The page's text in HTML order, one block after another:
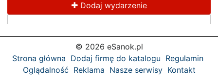
Dodaj wydarzenie
© 2026 eSanok.pl
Strona główna Dodaj firmę do katalogu Regulamin
Oglądalność Reklama Nasze serwisy Kontakt